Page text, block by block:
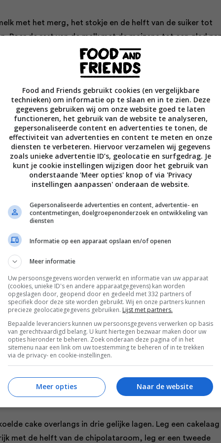
met het merg, het stokje en de helft van de suiker tot
Roer de rest van de melk met de maizena tot een glad
de eidooiers los met de rest van de suiker. Voeg het
de hete melk bij de eidooiers, maak de pan schoon en
melkmengsel door een zeef terug in de pan.
op laag vuur tot een dikke vla. Dek af met plasticfolie
en laat afkoelen tot kamertemperatuur.
stijf en spatel het luchtig door de banketbakkersroom.
achter om de taart rondom mee te bestrijken en klop
en de gehakte chocolade door de rest van de room. Voeg
marasquin toe. Zet de room en chipolataroom tot gebruik in
marsepein drie rozen: maak drie balletjes met een
tot een peertje/ kegeltje. Vorm van de rest van de
en snijd die rolletjes in stukjes van 8 mm. Knip het ziplock-
stukjes tussen de twee lagen plastic van het zakje en duw
Je hebt nu kegeltjes en blaadjes.
een voor een rondom het kegeltje. Maak zo drie mooie
marsepein uit tot een dunne ronde lap van circa 30 cm
cake overlangs in drie gelijke lagen. Leg een cakelaag
met de helft van de chipolataroom, leg er een tweede
Food and Friends gebruikt cookies (en vergelijkbare
technieken) om informatie op te slaan en in te zien. Deze
gegevens gebruiken wij om onze website goed te laten
functioneren, het gebruik van de website te analyseren,
gepersonaliseerde content en advertenties te tonen, de
effectiviteit van advertenties en content te meten en onze
diensten te verbeteren. Hiervoor verzamelen wij gegevens
zoals unieke advertentie ID’s, geolocatie en surfgedrag. Je
kunt je cookie instellingen wijzigen door het gebruik van
onderstaande 'Meer opties' knop of via 'Privacy
instellingen aanpassen' onderaan de website.
Gepersonaliseerde advertenties en content, advertentie- en
contentmetingen, doelgroepenonderzoek en ontwikkeling van
diensten
Informatie op een apparaat opslaan en/of openen
Meer informatie
Uw persoonsgegevens worden verwerkt en informatie van uw apparaat
(cookies, unieke ID's en andere apparaatgegevens) kan worden
opgeslagen door, geopend door en gedeeld met 332 partners of
specifiek door deze site worden gebruikt. Wij en onze partners kunnen
precieze geolocatiegegevens gebruiken. Lijst met partners.
Bepaalde leveranciers kunnen uw persoonsgegevens verwerken op basis
van gerechtvaardigd belang. U kunt hiertegen bezwaar maken door uw
opties hieronder te beheren. Zoek onderaan deze pagina of in het
sitemenu naar een link om uw toestemming te beheren of in te trekken
via de privacy- en cookie-instellingen.
Naar de website
Meer opties